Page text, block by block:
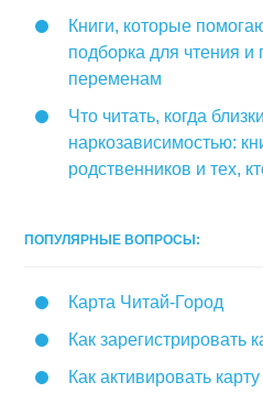
Книги, которые
подборка для чтения и
переменам
Что читать, когда
наркозависимостью:
родственников и тех,
ПОПУЛЯРНЫЕ ВОПРОСЫ:
Карта Читай-Город
Как зарегистрировать
Как активировать